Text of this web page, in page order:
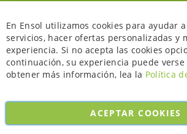
Copyright © 2026. All rights reserved.
En Ensol utilizamos cookies para ayudar
servicios, hacer ofertas personalizadas y
experiencia. Si no acepta las cookies
continuación, su experiencia puede verse
obtener más información, lea la Política
ACEPTAR COOKIES